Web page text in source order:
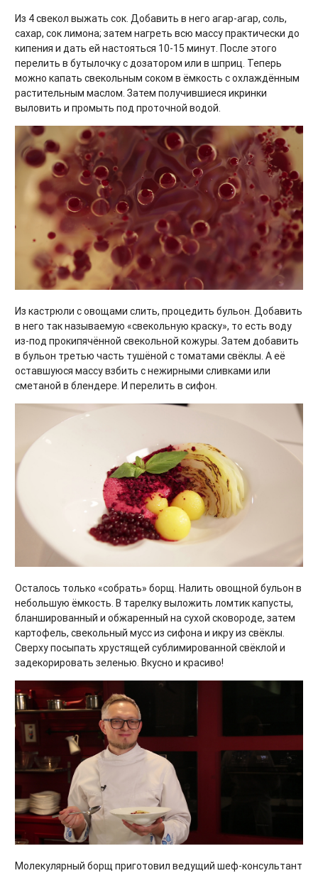
Из 4 свекол выжать сок. Добавить в него агар-агар, соль,
сахар, сок лимона; затем нагреть всю массу практически до
кипения и дать ей настояться 10-15 минут. После этого
перелить в бутылочку с дозатором или в шприц. Теперь
можно капать свекольным соком в ёмкость с охлаждённым
растительным маслом. Затем получившиеся икринки
выловить и промыть под проточной водой.
Из кастрюли с овощами слить, процедить бульон. Добавить
в него так называемую «свекольную краску», то есть воду
из-под прокипячённой свекольной кожуры. Затем добавить
в бульон третью часть тушёной с томатами свёклы. А её
оставшуюся массу взбить с нежирными сливками или
сметаной в блендере. И перелить в сифон.
Осталось только «собрать» борщ. Налить овощной бульон в
небольшую ёмкость. В тарелку выложить ломтик капусты,
бланшированный и обжаренный на сухой сковороде, затем
картофель, свекольный мусс из сифона и икру из свёклы.
Сверху посыпать хрустящей сублимированной свёклой и
задекорировать зеленью. Вкусно и красиво!
Молекулярный борщ приготовил ведущий шеф-консультант